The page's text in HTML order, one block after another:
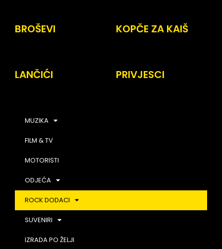
BROŠEVI KOPČE ZA KAIŠ
LANČIĆI PRIVJESCI
MUZIKA
FILM & TV
MOTORISTI
ODJEĆA
ROCK DODACI
SUVENIRI
IZRADA PO ŽELJI